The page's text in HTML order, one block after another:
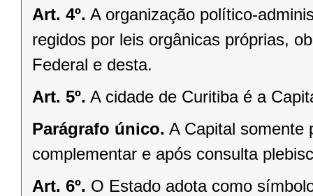
Art. 4º. A organização político-
regidos por leis orgânicas próprias,
Federal e desta.
Art. 5º. A cidade de Curitiba é a
Parágrafo único. A Capital somente
complementar e após consulta
Art. 6º. O Estado adota como